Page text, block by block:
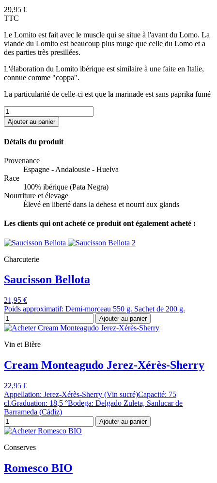
29,95 €
TTC
Le Lomito est fait avec le muscle qui se situe à l'avant du Lomo. La
viande du Lomito est beaucoup plus rouge que celle du Lomo et a
des parties très presillées.
L'élaboration du Lomito ibérique est similaire à une faite en Italie,
connue comme "coppa".
La particularité de celle-ci est que la marinade est sans paprika fumé
Ajouter au panier
Détails du produit
Provenance
Espagne - Andalousie - Huelva
Race
100% ibérique (Pata Negra)
Nourriture et élevage
Élevé en liberté dans la dehesa et nourri aux glands
Les clients qui ont acheté ce produit ont également acheté :
Charcuterie
Saucisson Bellota
21,95 €
Poids approximatif: Demi-morceau 550 g. Sachet de 200 g.
Ajouter au panier
Vin et Bière
Cream Monteagudo Jerez-Xérès-Sherry
22,95 €
Appellation: Jerez-Xérès-Sherry (Vin sucré)Capacité: 75
cl.Graduation: 18,5 °Bodega: Delgado Zuleta, Sanlucar de
Barrameda (Cádiz)
Ajouter au panier
Conserves
Romesco BIO